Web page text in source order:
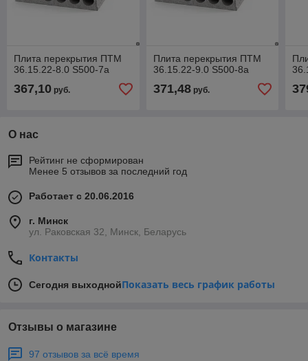
Плита перекрытия ПТМ
36.15.22-8.0 S500-7а
367,10 руб.
Плита перекрытия ПТМ
36.15.22-9.0 S500-8а
371,48руб.
О нас
Рейтинг не сформирован
Менее 5 отзывов за последний год
Работает с 20.06.2016
г. Минск
ул. Раковская 32, Минск, Беларусь
Контакты
Сегодня выходнойПоказать весь график работы
Отзывы о магазине
97 отзывов за всё время